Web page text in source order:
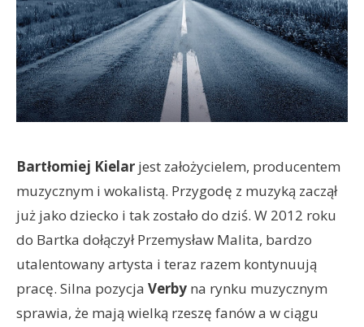
Bartłomiej Kielar jest założycielem, producentem
muzycznym i wokalistą. Przygodę z muzyką zaczął
już jako dziecko i tak zostało do dziś. W 2012 roku
do Bartka dołączył Przemysław Malita, bardzo
utalentowany artysta i teraz razem kontynuują
pracę. Silna pozycja Verby na rynku muzycznym
sprawia, że mają wielką rzeszę fanów a w ciągu